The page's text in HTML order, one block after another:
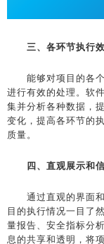
三、各环节执行
能够对项目的各个
进行有效的处理。软
集并分析各种数据，
变化，提高各环节的
质量。
四、直观展示和信
通过直观的界面和
目的执行情况一目了
量报告、安全指标分
息的共享和透明，将